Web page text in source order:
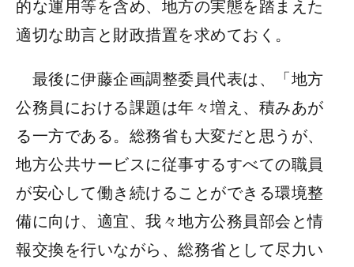
的な運用等を含め、地方の実態を踏まえた
適切な助言と財政措置を求めておく。
最後に伊藤企画調整委員代表は、「地方
公務員における課題は年々増え、積みあが
る一方である。総務省も大変だと思うが、
地方公共サービスに従事するすべての職員
が安心して働き続けることができる環境整
備に向け、適宜、我々地方公務員部会と情
報交換を行いながら、総務省として尽力い